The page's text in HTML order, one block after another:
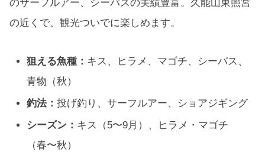
のサーフルアー、シーバスの実績豊富。久能山東照宮
の近くで、観光ついでに楽しめます。
狙える魚種： キス、ヒラメ、マゴチ、シーバス、
青物（秋）
釣法：投げ釣り、サーフルアー、ショアジギング
シーズン： キス（5〜9月）、ヒラメ・マゴチ
（春〜秋）